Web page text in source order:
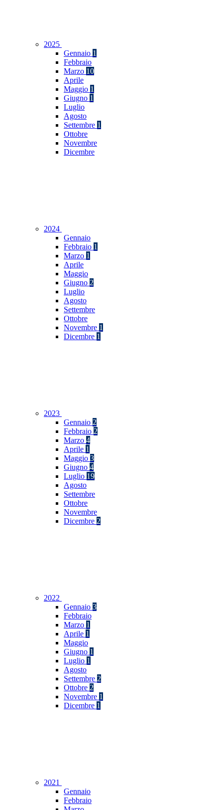
2025
Gennaio 1
Febbraio
Marzo 10
Aprile
Maggio 1
Giugno 1
Luglio
Agosto
Settembre 1
Ottobre
Novembre
Dicembre
2024
Gennaio
Febbraio 1
Marzo 1
Aprile
Maggio
Giugno 2
Luglio
Agosto
Settembre
Ottobre
Novembre 1
Dicembre 1
2023
Gennaio 2
Febbraio 2
Marzo 4
Aprile 1
Maggio 3
Giugno 4
Luglio 19
Agosto
Settembre
Ottobre
Novembre
Dicembre 2
2022
Gennaio 3
Febbraio
Marzo 1
Aprile 1
Maggio
Giugno 1
Luglio 1
Agosto
Settembre 2
Ottobre 2
Novembre 1
Dicembre 1
2021
Gennaio
Febbraio